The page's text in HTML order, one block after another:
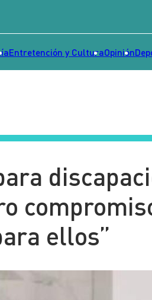
Entretención y CulturaOpinión
ellos”